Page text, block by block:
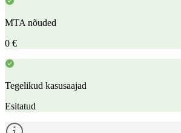
MTA nõuded
0 €
Tegelikud kasusaajad
Esitatud